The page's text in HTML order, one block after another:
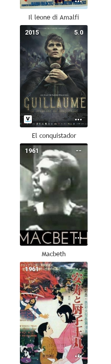
Il leone di Amalfi
5.0
2015
El conquistador
--
1961
Macbeth
--
1961